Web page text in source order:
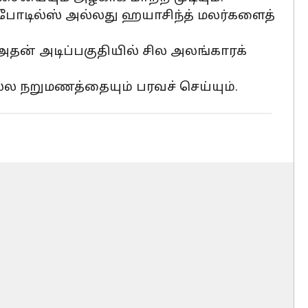
அல்லது ஹயாசிந்த் மலர்களைத்
அடிப்பகுதியில் சில அலங்காரக்
நறுமணத்தையும் பரவச் செய்யும்.